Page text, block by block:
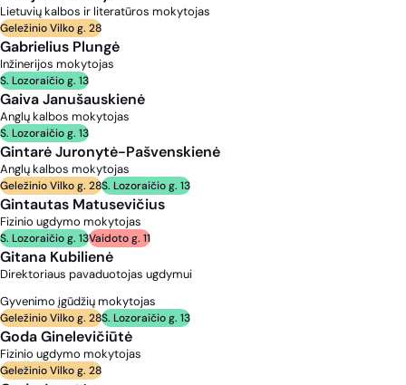
Lietuvių kalbos ir literatūros mokytojas
Geležinio Vilko g. 28
Gabrielius Plungė
Inžinerijos mokytojas
S. Lozoraičio g. 13
Gaiva Janušauskienė
Anglų kalbos mokytojas
S. Lozoraičio g. 13
Gintarė Juronytė-Pašvenskienė
Anglų kalbos mokytojas
Geležinio Vilko g. 28S. Lozoraičio g. 13
Gintautas Matusevičius
Fizinio ugdymo mokytojas
S. Lozoraičio g. 13Vaidoto g. 11
Gitana Kubilienė
Direktoriaus pavaduotojas ugdymui
Gyvenimo įgūdžių mokytojas
Geležinio Vilko g. 28S. Lozoraičio g. 13
Goda Ginelevičiūtė
Fizinio ugdymo mokytojas
Geležinio Vilko g. 28